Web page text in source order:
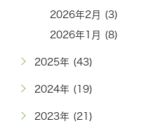
2026年2月 (3)
2026年1月 (8)
2025年 (43)
2024年 (19)
2023年 (21)